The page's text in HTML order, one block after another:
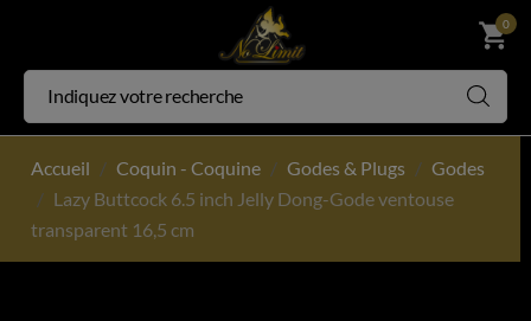
shopping_cart
0
Accueil Coquin - Coquine Godes & Plugs
Godes
Lazy Buttcock 6.5 inch Jelly Dong-Gode ventouse
transparent 16,5 cm